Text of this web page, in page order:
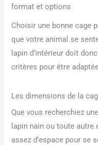
format et options
Choisir une bonne cage
que votre animal se
lapin d’intérieur doit
critères pour être
Les dimensions de la
Que vous recherchiez
lapin nain ou toute
assez d’espace pour se